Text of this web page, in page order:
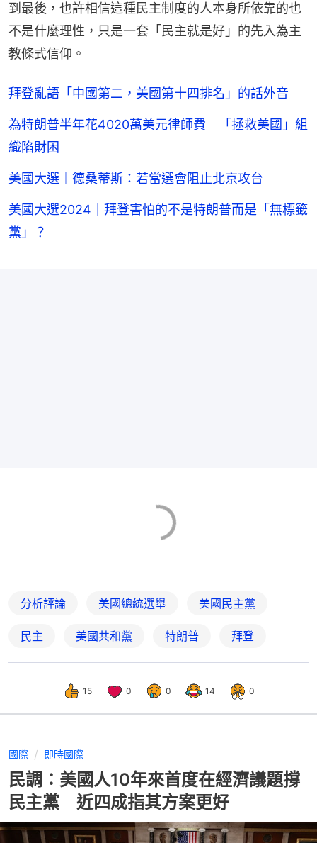
到最後，也許相信這種民主制度的人本身所依靠的也
不是什麼理性，只是一套「民主就是好」的先入為主
教條式信仰。
拜登亂語「中國第二，美國第十四排名」的話外音
為特朗普半年花4020萬美元律師費 「拯救美國」組
織陷財困
美國大選｜德桑蒂斯：若當選會阻止北京攻台
美國大選2024｜拜登害怕的不是特朗普而是「無標籤
黨」？
分析評論 美國總統選舉 美國民主黨
民主 美國共和黨 特朗普 拜登
15 0 0 14 0
國際 即時國際
民調：美國人10年來首度在經濟議題撐
民主黨 近四成指其方案更好